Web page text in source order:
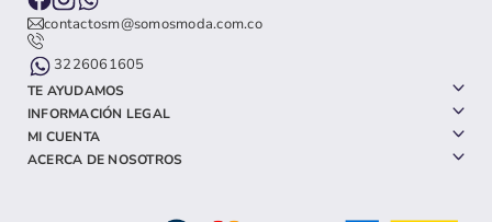
contactosm@somosmoda.com.co
3226061605
TE AYUDAMOS
INFORMACIÓN LEGAL
MI CUENTA
ACERCA DE NOSOTROS